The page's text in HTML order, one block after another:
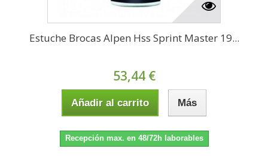
Estuche Brocas Alpen Hss Sprint Master 19...
53,44 €
Añadir al carrito Más
Recepción max. en 48/72h laborables